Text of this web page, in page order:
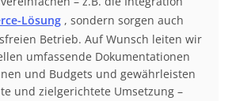
Lösung , sondern sorgen auch
Betrieb. Auf Wunsch leiten wir
umfassende Dokumentationen
und Budgets und gewährleisten
und zielgerichtete Umsetzung –